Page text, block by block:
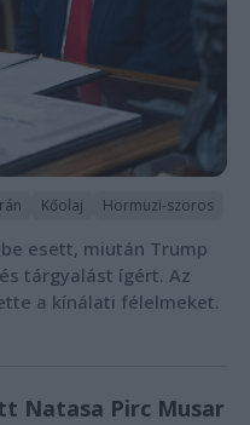
Kőolaj Hormuzi-szoros
esett, miután Trump
tárgyalást ígért. Az
a kínálati félelmeket.
Natasa Pirc Musar